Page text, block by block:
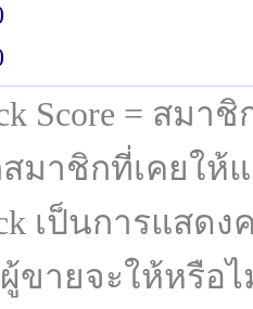
Score = สม
มาชิกที่เคยให้
เป็นการแส
ขายจะให้หรือไ